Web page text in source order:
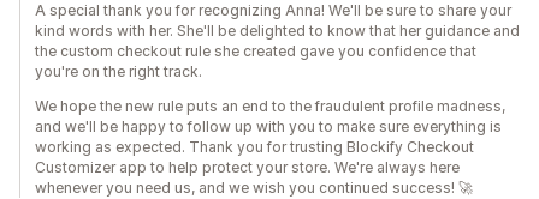
A special thank you for recognizing Anna! We'll be sure to share your
kind words with her. She'll be delighted to know that her guidance and
the custom checkout rule she created gave you confidence that
you're on the right track.
We hope the new rule puts an end to the fraudulent profile madness,
and we'll be happy to follow up with you to make sure everything is
working as expected. Thank you for trusting Blockify Checkout
Customizer app to help protect your store. We're always here
whenever you need us, and we wish you continued success! 🚀